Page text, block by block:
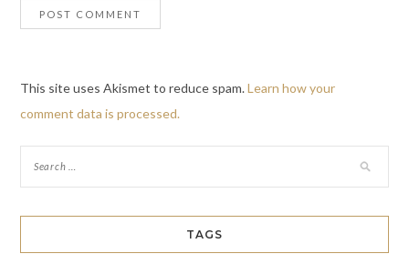
This site uses Akismet to reduce spam.Learn how your
comment data is processed.
TAGS